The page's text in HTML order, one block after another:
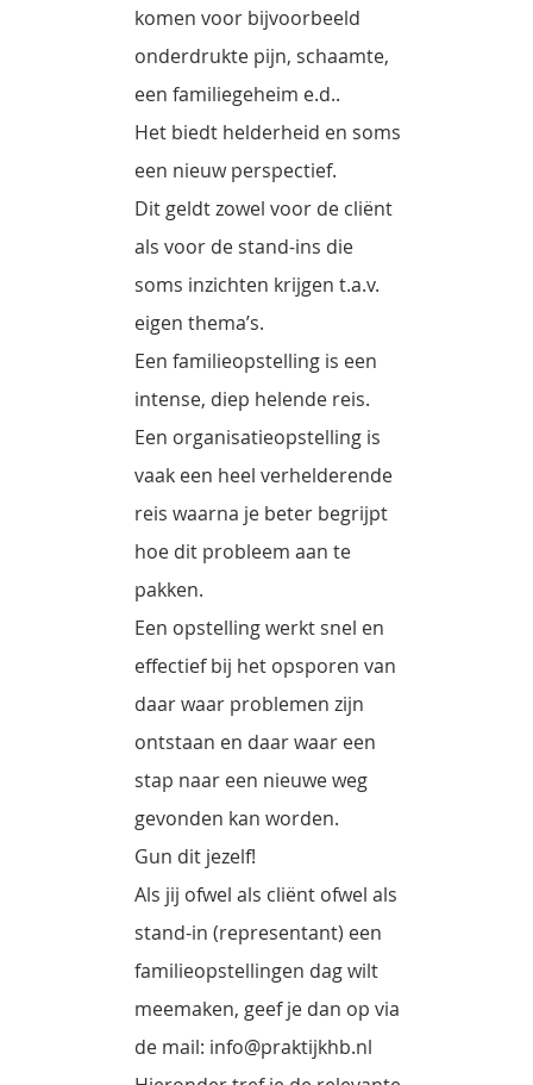
komen voor bijvoorbeeld
onderdrukte pijn, schaamte,
een familiegeheim e.d..
Het biedt helderheid en soms
een nieuw perspectief.
Dit geldt zowel voor de cliënt
als voor de stand-ins die
soms inzichten krijgen t.a.v.
eigen thema’s.
Een familieopstelling is een
intense, diep helende reis.
Een organisatieopstelling is
vaak een heel verhelderende
reis waarna je beter begrijpt
hoe dit probleem aan te
pakken.
Een opstelling werkt snel en
effectief bij het opsporen van
daar waar problemen zijn
ontstaan en daar waar een
stap naar een nieuwe weg
gevonden kan worden.
Gun dit jezelf!
Als jij ofwel als cliënt ofwel als
stand-in (representant) een
familieopstellingen dag wilt
meemaken, geef je dan op via
de mail: info@praktijkhb.nl